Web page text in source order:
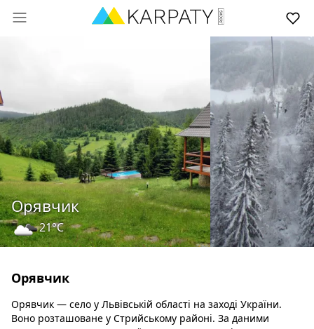
Орявчик
21°C
Орявчик
Орявчик — село у Львівській області на заході України.
Воно розташоване у Стрийському районі. За даними